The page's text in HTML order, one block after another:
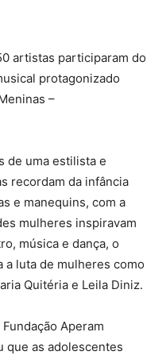
artistas participaram do
protagonizado
–
de uma estilista e
recordam da infância
e manequins, com a
mulheres inspiravam
música e dança, o
a luta de mulheres como
Quitéria e Leila Diniz.
Aperam
que as adolescentes